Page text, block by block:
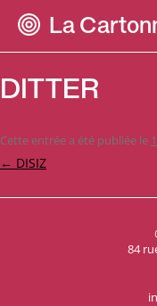
La
DITTER
Cette entrée a été publiée le
Navigation
← DISIZ
84